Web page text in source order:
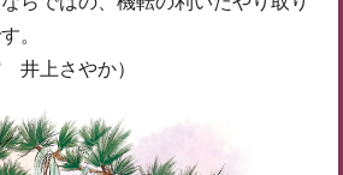
。
井上さやか）